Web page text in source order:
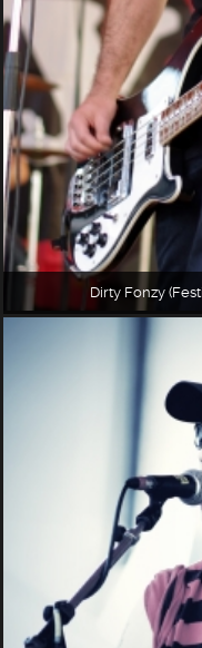
Dirty Fonzy